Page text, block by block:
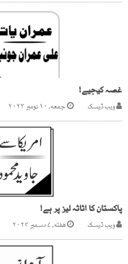
غصہ کیجیے!
ویب ڈیسک جمعه, ۱۰ نومبر ۲۰۲۳
پاکستان کا اثاثہ لیز پر ہے!
ویب ڈیسک هفته, ۷ دسمبر ۲۰۲۴